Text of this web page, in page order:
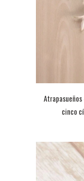
cinco